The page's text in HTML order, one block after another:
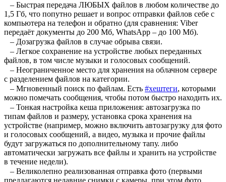
⠀– Быстрая передача ЛЮБЫХ файлов в любом количестве до
1,5 Гб, что попутно решает и вопрос отправки файлов себе с
компьютера на телефон и обратно (для сравнения: Viber
передаёт документы до 200 Мб, WhatsApp – до 100 Мб).
⠀– Дозагрузка файлов в случае обрыва связи.
⠀– Легкое сохранение на устройстве любых переданных
файлов, в том числе музыки и голосовых сообщений.
⠀– Неограниченное место для хранения на облачном сервере
с разделением файлов на категории.
⠀– Мгновенный поиск по файлам. Есть #хештеги, которыми
можно помечать сообщения, чтобы потом быстро находить их.
⠀– Тонкая настройка кеша приложения: автозагрузка по
типам файлов и размеру, установка срока хранения на
устройстве (например, можно включить автозагрузку для фото
и голосовых сообщений, а видео, музыка и прочие файлы
будут загружаться по дополнительному тапу. либо
автоматически загружать все файлы и хранить на устройстве
в течение недели).
⠀– Великолепно реализованная отправка фото (первыми
предлагаются недавние снимки с камеры, при этом фото